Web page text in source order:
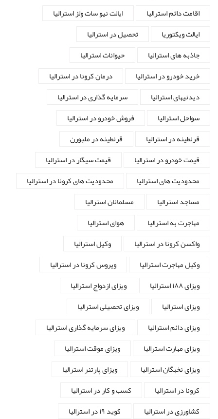
اقامت دائم استرالیا
ایالت نیو سات ولز استرالیا
ایالت ویکتوریا
تحصیل در استرالیا
جاذبه های استرالیا
حیوانات استرالیا
خرید خودرو در استرالیا
درمان کرونا در استرالیا
دیدنیهای استرالیا
سرمایه گذاری در استرالیا
سواحل استرالیا
فروش خودرو در استرالیا
قرنطینه در استرالیا
قرنطینه در ملبورن
قیمت خودرو در استرالیا
قیمت سیگار در استرالیا
محدودیت های استرالیا
محدودیت های کرونا در استرالیا
مساجد استرالیا
مسلمانان استرالیا
مهاجرت به استرالیا
هوای استرالیا
واکسن کرونا در استرالیا
وکیل استرالیا
وکیل مهاجرت استرالیا
ویروس کرونا در استرالیا
ویزای ۱۸۸ استرالیا
ویزای ازدواج استرالیا
ویزای استرالیا
ویزای تحصیلی استرالیا
ویزای دائم استرالیا
ویزای سرمایه گذاری استرالیا
ویزای مهارت استرالیا
ویزای موقت استرالیا
ویزای نخبگان استرالیا
ویزای پارتنر استرالیا
کرونا در استرالیا
کسب و کار در استرالیا
کشاورزی در استرالیا
کوید ۱۹ در استرالیا